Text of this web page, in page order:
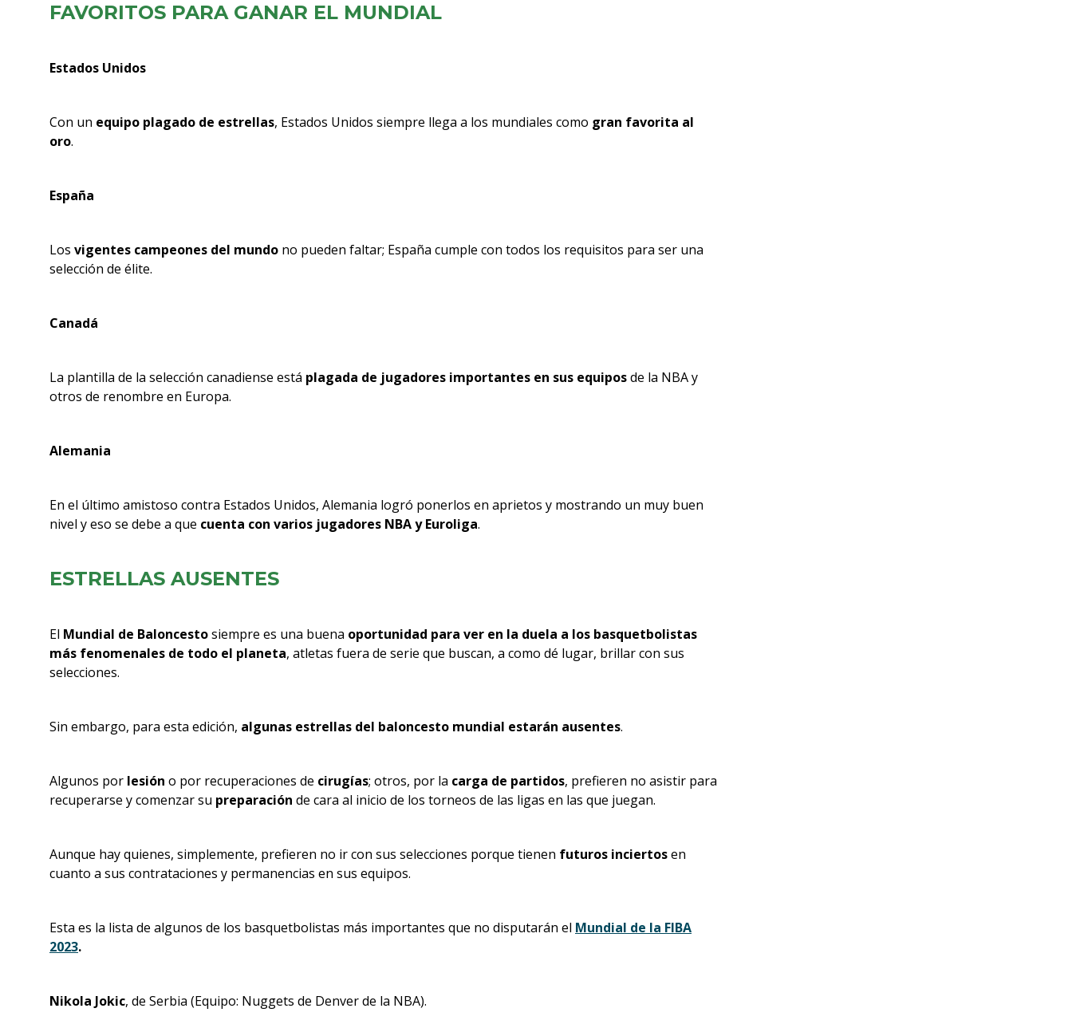
FAVORITOS PARA GANAR EL MUNDIAL
Estados Unidos
Con un equipo plagado de estrellas, Estados Unidos siempre llega a los mundiales como gran favorita al
oro.
España
Los vigentes campeones del mundo no pueden faltar; España cumple con todos los requisitos para ser una
selección de élite.
Canadá
La plantilla de la selección canadiense está plagada de jugadores importantes en sus equiposde la NBA y
otros de renombre en Europa.
Alemania
En el último amistoso contra Estados Unidos, Alemania logró ponerlos en aprietos y mostrando un muy buen
nivel y eso se debe a que cuenta con varios jugadores NBA y Euroliga.
ESTRELLAS AUSENTES
El Mundial de Baloncestosiempre es una buena oportunidad para ver en la duela a los basquetbolistas
más fenomenales de todo el planeta, atletas fuera de serie que buscan, a como dé lugar, brillar con sus
selecciones.
Sin embargo, para esta edición, algunas estrellas del baloncesto mundial estarán ausentes.
Algunos por lesión o por recuperaciones de cirugías; otros, por la carga de partidos, prefieren no asistir para
recuperarse y comenzar su preparación de cara al inicio de los torneos de las ligas en las que juegan.
Aunque hay quienes, simplemente, prefieren no ir con sus selecciones porque tienen futuros inciertosen
cuanto a sus contrataciones y permanencias en sus equipos.
Esta es la lista de algunos de los basquetbolistas más importantes que no disputarán el Mundial de la FIBA
2023.
Nikola Jokic, de Serbia (Equipo: Nuggets de Denver de la NBA).